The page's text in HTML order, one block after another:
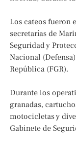
Los cateos fueron
secretarías de
Seguridad y
Nacional
República (FGR).
Durante los
granadas,
motocicletas y
Gabinete de